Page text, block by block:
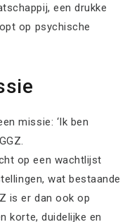
een drukke
op psychische
missie: ‘Ik ben
op een wachtlijst
wat bestaande
is er dan ook op
korte, duidelijke en